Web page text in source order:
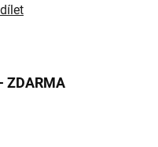
ZDARMA